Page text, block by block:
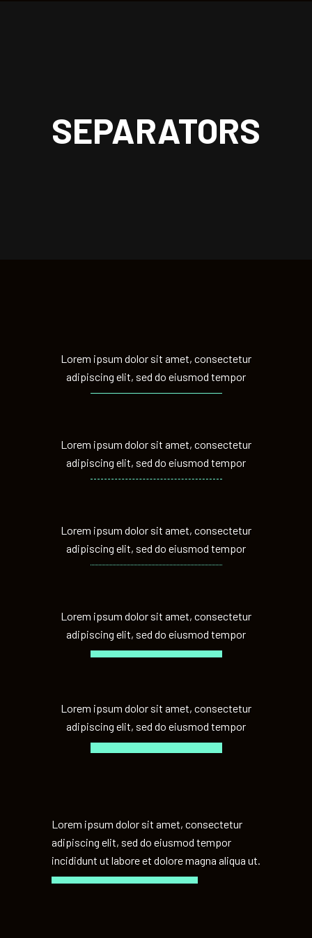
SEPARATORS
Lorem ipsum dolor sit amet, consectetur
adipiscing elit, sed do eiusmod tempor
Lorem ipsum dolor sit amet, consectetur
adipiscing elit, sed do eiusmod tempor
Lorem ipsum dolor sit amet, consectetur
adipiscing elit, sed do eiusmod tempor
Lorem ipsum dolor sit amet, consectetur
adipiscing elit, sed do eiusmod tempor
Lorem ipsum dolor sit amet, consectetur
adipiscing elit, sed do eiusmod tempor
Lorem ipsum dolor sit amet, consectetur
adipiscing elit, sed do eiusmod tempor
incididunt ut labore et dolore magna aliqua ut.